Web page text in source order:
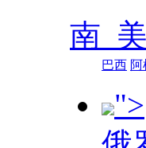
南 美
巴西 阿
">